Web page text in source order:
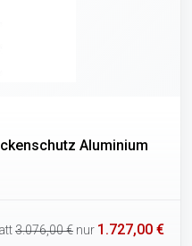
Aluminium
3.076,00 € nur 1.727,00 €